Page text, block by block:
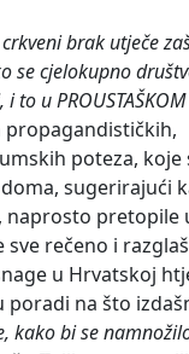
crkveni brak utječe
se cjelokupno
to u
propagandističkih,
poteza, koje
sugerirajući
naprosto pretopile
sve rečeno i
u Hrvatskoj
poradi na što
kako bi se